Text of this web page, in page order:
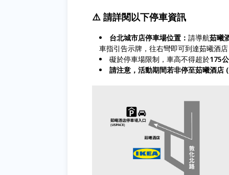
⚠️ 請詳閱以下停車資訊
台北城市店停車場位置： 請導航茹曦
車指引告示牌，往右彎即可到達茹曦酒
礙於停車場限制，車高不得超於175
請注意，活動期間若非停至茹曦酒店